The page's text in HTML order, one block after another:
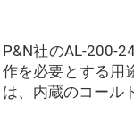
P&N社のAL-200-
作を必要とする用
は、内蔵のコール